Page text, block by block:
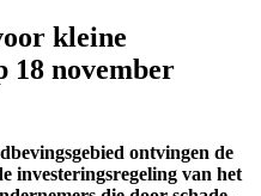
kleine
18 november
ontvingen de
investeringsregeling van het